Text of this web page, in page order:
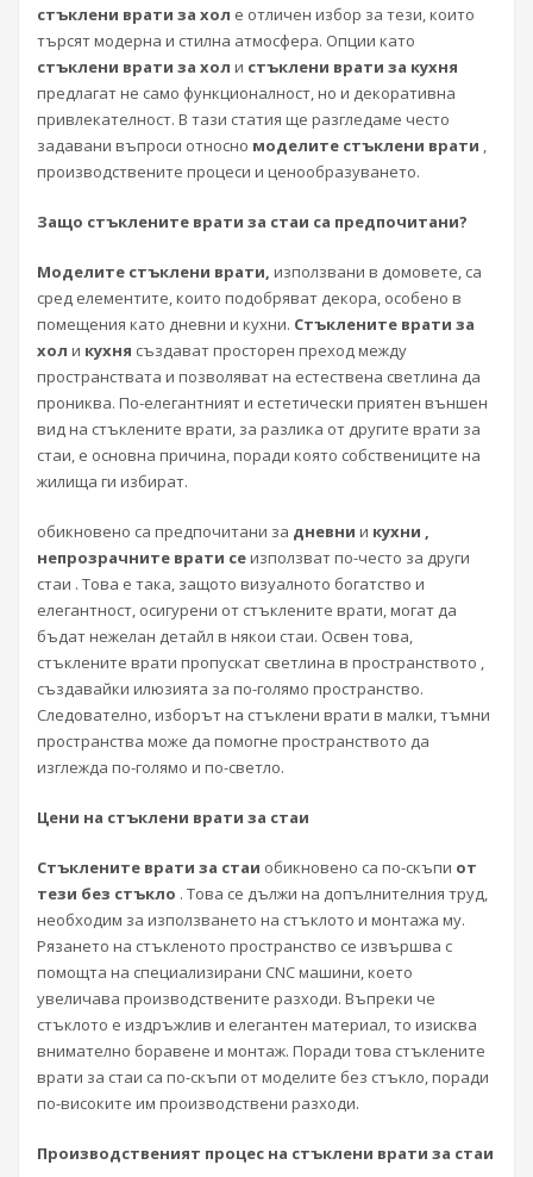
стъклени врати за хол е отличен избор за тези, които
търсят модерна и стилна атмосфера. Опции като
стъклени врати за хол и стъклени врати за кухня
предлагат не само функционалност, но и декоративна
привлекателност. В тази статия ще разгледаме често
задавани въпроси относно моделите стъклени врати ,
производствените процеси и ценообразуването.
Защо стъклените врати за стаи са предпочитани?
Моделите стъклени врати, използвани в домовете, са
сред елементите, които подобряват декора, особено в
помещения като дневни и кухни. Стъклените врати за
хол и кухня създават просторен преход между
пространствата и позволяват на естествена светлина да
прониква. По-елегантният и естетически приятен външен
вид на стъклените врати, за разлика от другите врати за
стаи, е основна причина, поради която собствениците на
жилища ги избират.
обикновено са предпочитани за дневни и кухни ,
непрозрачните врати сеизползват по-често за други
стаи . Това е така, защото визуалното богатство и
елегантност, осигурени от стъклените врати, могат да
бъдат нежелан детайл в някои стаи. Освен това,
стъклените врати пропускат светлина в пространството ,
създавайки илюзията за по-голямо пространство.
Следователно, изборът на стъклени врати в малки, тъмни
пространства може да помогне пространството да
изглежда по-голямо и по-светло.
Цени на стъклени врати за стаи
Стъклените врати за стаи обикновено са по-скъпи от
тези без стъкло . Това се дължи на допълнителния труд,
необходим за използването на стъклото и монтажа му.
Рязането на стъкленото пространство се извършва с
помощта на специализирани CNC машини, което
увеличава производствените разходи. Въпреки че
стъклото е издръжлив и елегантен материал, то изисква
внимателно боравене и монтаж. Поради това стъклените
врати за стаи са по-скъпи от моделите без стъкло, поради
по-високите им производствени разходи.
Производственият процес на стъклени врати за стаи